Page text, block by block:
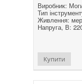
Виробник:
Тип
Живлення:
Напруга, В:
Купити